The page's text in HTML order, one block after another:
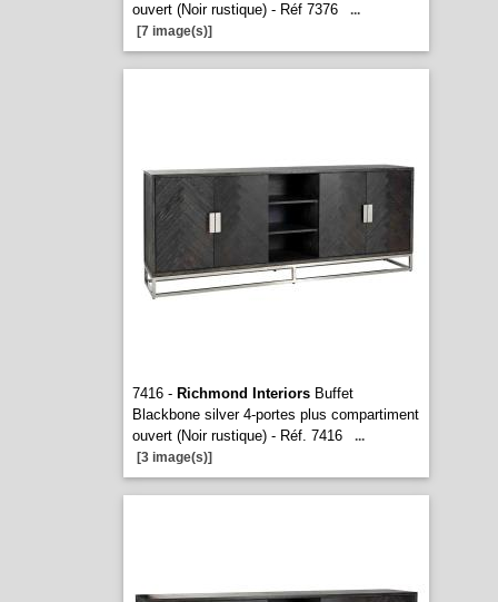
ouvert (Noir rustique) - Réf 7376
...
[7 image(s)]
7416 - Richmond InteriorsBuffet
Blackbone silver 4-portes plus compartiment
ouvert (Noir rustique) - Réf. 7416
...
[3 image(s)]